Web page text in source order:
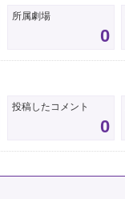
所属劇場
0
投稿したコメント
0